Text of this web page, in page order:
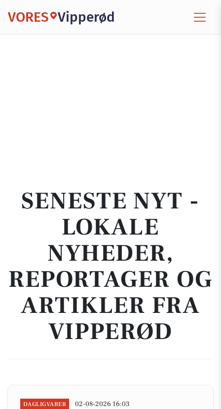
VORES Vipperød
SENESTE NYT -
LOKALE
NYHEDER,
REPORTAGER OG
ARTIKLER FRA
VIPPERØD
DAGLIGVARER 02-08-2026 16:03